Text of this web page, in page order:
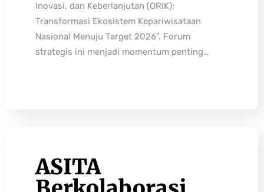
Inovasi, dan Keberlanjutan (ORIK):
Transformasi Ekosistem Kepariwisataan
Nasional Menuju Target 2026”. Forum
strategis ini menjadi momentum penting…
ASITA